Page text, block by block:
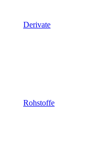
Derivate
Rohstoffe